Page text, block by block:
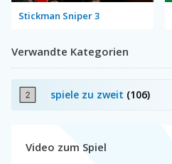
Stickman Sniper 3
Verwandte Kategorien
spiele zu zweit (106)
Video zum Spiel